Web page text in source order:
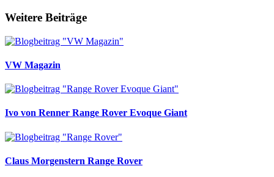
Weitere Beiträge
VW Magazin
Ivo von Renner Range Rover Evoque Giant
Claus Morgenstern Range Rover